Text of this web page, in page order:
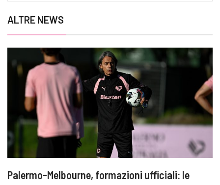
ALTRE NEWS
Palermo-Melbourne, formazioni ufficiali: le